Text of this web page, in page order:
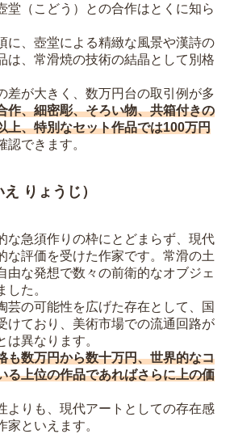
堂（こどう）との合作はとくに知ら
に、壺堂による精緻な風景や漢詩の
は、常滑焼の技術の結晶として別格
差が大きく、数万円台の取引例が多
作、細密彫、そろい物、共箱付きの
上、特別なセット作品では100万円
認できます。
りょうじ）
な急須作りの枠にとどまらず、現代
な評価を受けた作家です。常滑の土
由な発想で数々の前衛的なオブジェ
した。
芸の可能性を広げた存在として、国
けており、美術市場での流通回路が
は異なります。
も数万円から数十万円、世界的なコ
る上位の作品であればさらに上の価
よりも、現代アートとしての存在感
家といえます。